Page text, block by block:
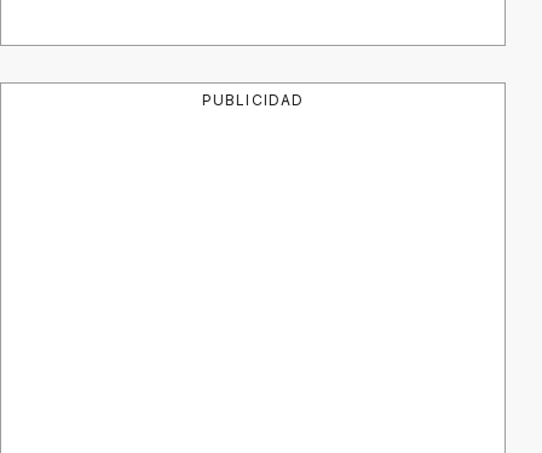
PUBLICIDAD